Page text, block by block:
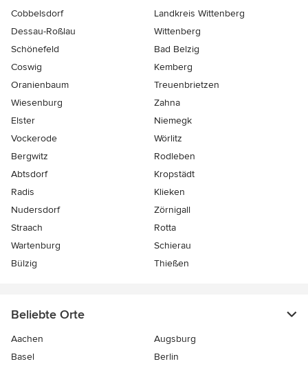
Cobbelsdorf
Landkreis Wittenberg
Dessau-Roßlau
Wittenberg
Schönefeld
Bad Belzig
Coswig
Kemberg
Oranienbaum
Treuenbrietzen
Wiesenburg
Zahna
Elster
Niemegk
Vockerode
Wörlitz
Bergwitz
Rodleben
Abtsdorf
Kropstädt
Radis
Klieken
Nudersdorf
Zörnigall
Straach
Rotta
Wartenburg
Schierau
Bülzig
Thießen
Beliebte Orte
Aachen
Augsburg
Basel
Berlin